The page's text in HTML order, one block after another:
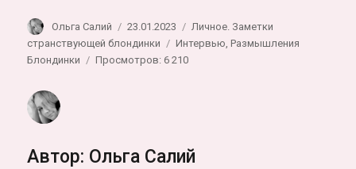
Автор
Ольга Салий Опубликовано
23.01.2023 Рубрики
Личное. Заметки
странствующей блондинки
Метки
Интервью ,Размышления
Блондинки
Просмотров: 6 210
Автор: Ольга Салий